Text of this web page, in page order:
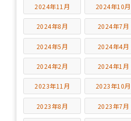
2024年11月 2024年10月
2024年8月 2024年7月
2024年5月 2024年4月
2024年2月 2024年1月
2023年11月 2023年10月
2023年8月 2023年7月